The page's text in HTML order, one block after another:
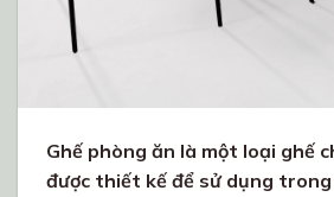
Ghế phòng ăn là một loại ghế
được thiết kế để sử dụng trong